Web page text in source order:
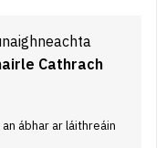
Cathrach
ábhar ar láithreáin